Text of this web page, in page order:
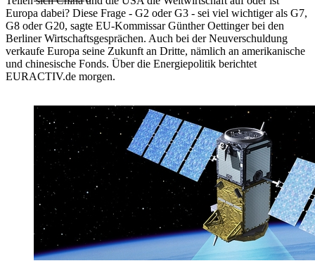
Europa dabei? Diese Frage - G2 oder G3 - sei viel wichtiger als G7,
G8 oder G20, sagte EU-Kommissar Günther Oettinger bei den
Berliner Wirtschaftsgesprächen. Auch bei der Neuverschuldung
verkaufe Europa seine Zukunft an Dritte, nämlich an amerikanische
und chinesische Fonds. Über die Energiepolitik berichtet
EURACTIV.de morgen.